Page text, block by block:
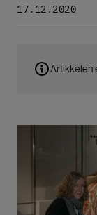
17.12.2020
Artikkelen